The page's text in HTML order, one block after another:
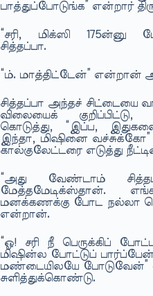
பாத்துப்போடுங்க” என்றார்
“சரி, மிக்ஸி 175ன்னு
சித்தப்பா.
“ம். மாத்திட்டேன்” என்றான்
சித்தப்பா அந்தச் சிட்டையை
விலையைக்
கொடுத்து, “இப்ப,
இந்தா, மிஷினை
கால்குலேட்டரை எடுத்து
“அது வேண்டாம்
மேத்தமேடிக்ஸ்தான்.
மனக்கணக்கு போட நல்லா
என்றான்.
“ஓ! சரி நீ பெருக்கிப்
மிஷின்ல போட்டுப்
மண்டையிலயே போடுவேன்”
சுளித்துக்கொண்டு.